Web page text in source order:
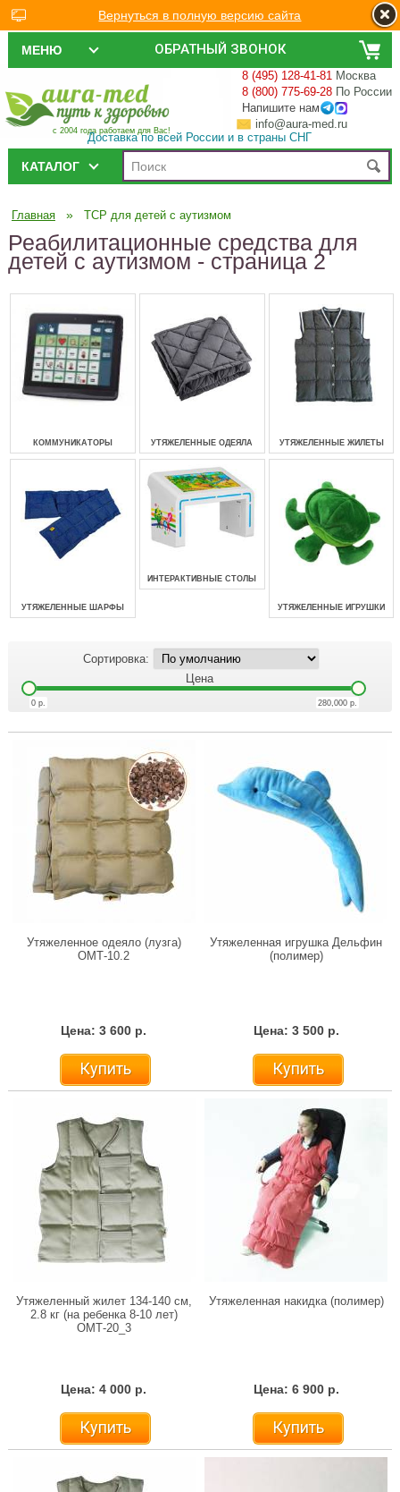
ОБРАТНЫЙ ЗВОНОК
МЕНЮ
с 2004 года работаем для Вас!
8 (495) 128-41-81 Москва
8 (800) 775-69-28 По России
Напишите нам
info@aura-med.ru
Доставка по всей России и в страны СНГ
КАТАЛОГ
Главная » ТСР для детей с аутизмом
Реабилитационные средства для
детей с аутизмом - страница 2
КОММУНИКАТОРЫ УТЯЖЕЛЕННЫЕ ОДЕЯЛА УТЯЖЕЛЕННЫЕ ЖИЛЕТЫ
УТЯЖЕЛЕННЫЕ ШАРФЫ
ИНТЕРАКТИВНЫЕ СТОЛЫ
УТЯЖЕЛЕННЫЕ ИГРУШКИ
Сортировка:
Цена
0 р. 280,000 р.
Утяжеленное одеяло (лузга)
ОМТ-10.2
Цена: 3 600 р.
Купить
Утяжеленная игрушка Дельфин
(полимер)
Цена: 3 500 р.
Купить
Утяжеленный жилет 134-140 см,
2.8 кг (на ребенка 8-10 лет)
ОМТ-20_3
Цена: 4 000 р.
Купить
Утяжеленная накидка (полимер)
Цена: 6 900 р.
Купить
Вернуться в полную версию сайта